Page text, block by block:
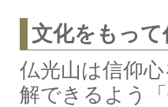
文化をもっ
仏光山は信仰
解できるよう